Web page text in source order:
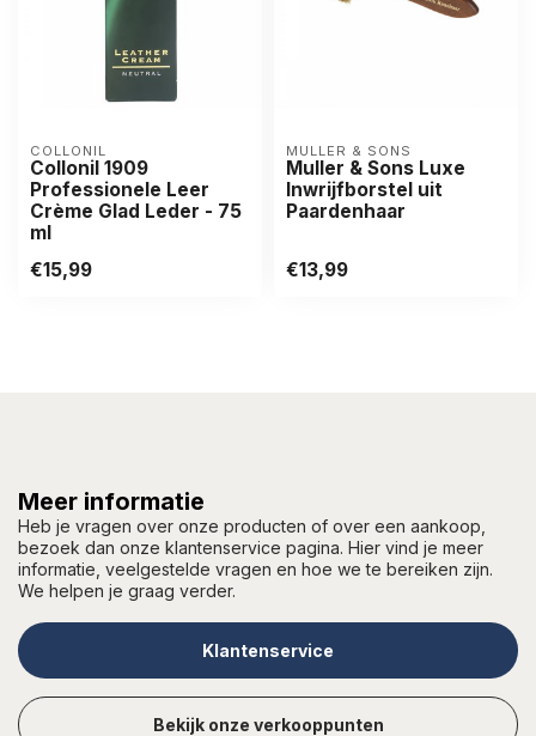
COLLONIL
Collonil 1909
Professionele Leer
Crème Glad Leder - 75
ml
€15,99
MULLER & SONS
Muller & Sons Luxe
Inwrijfborstel uit
Paardenhaar
€13,99
Meer informatie
Heb je vragen over onze producten of over een aankoop,
bezoek dan onze klantenservice pagina. Hier vind je meer
informatie, veelgestelde vragen en hoe we te bereiken zijn.
We helpen je graag verder.
Klantenservice
Bekijk onze verkooppunten